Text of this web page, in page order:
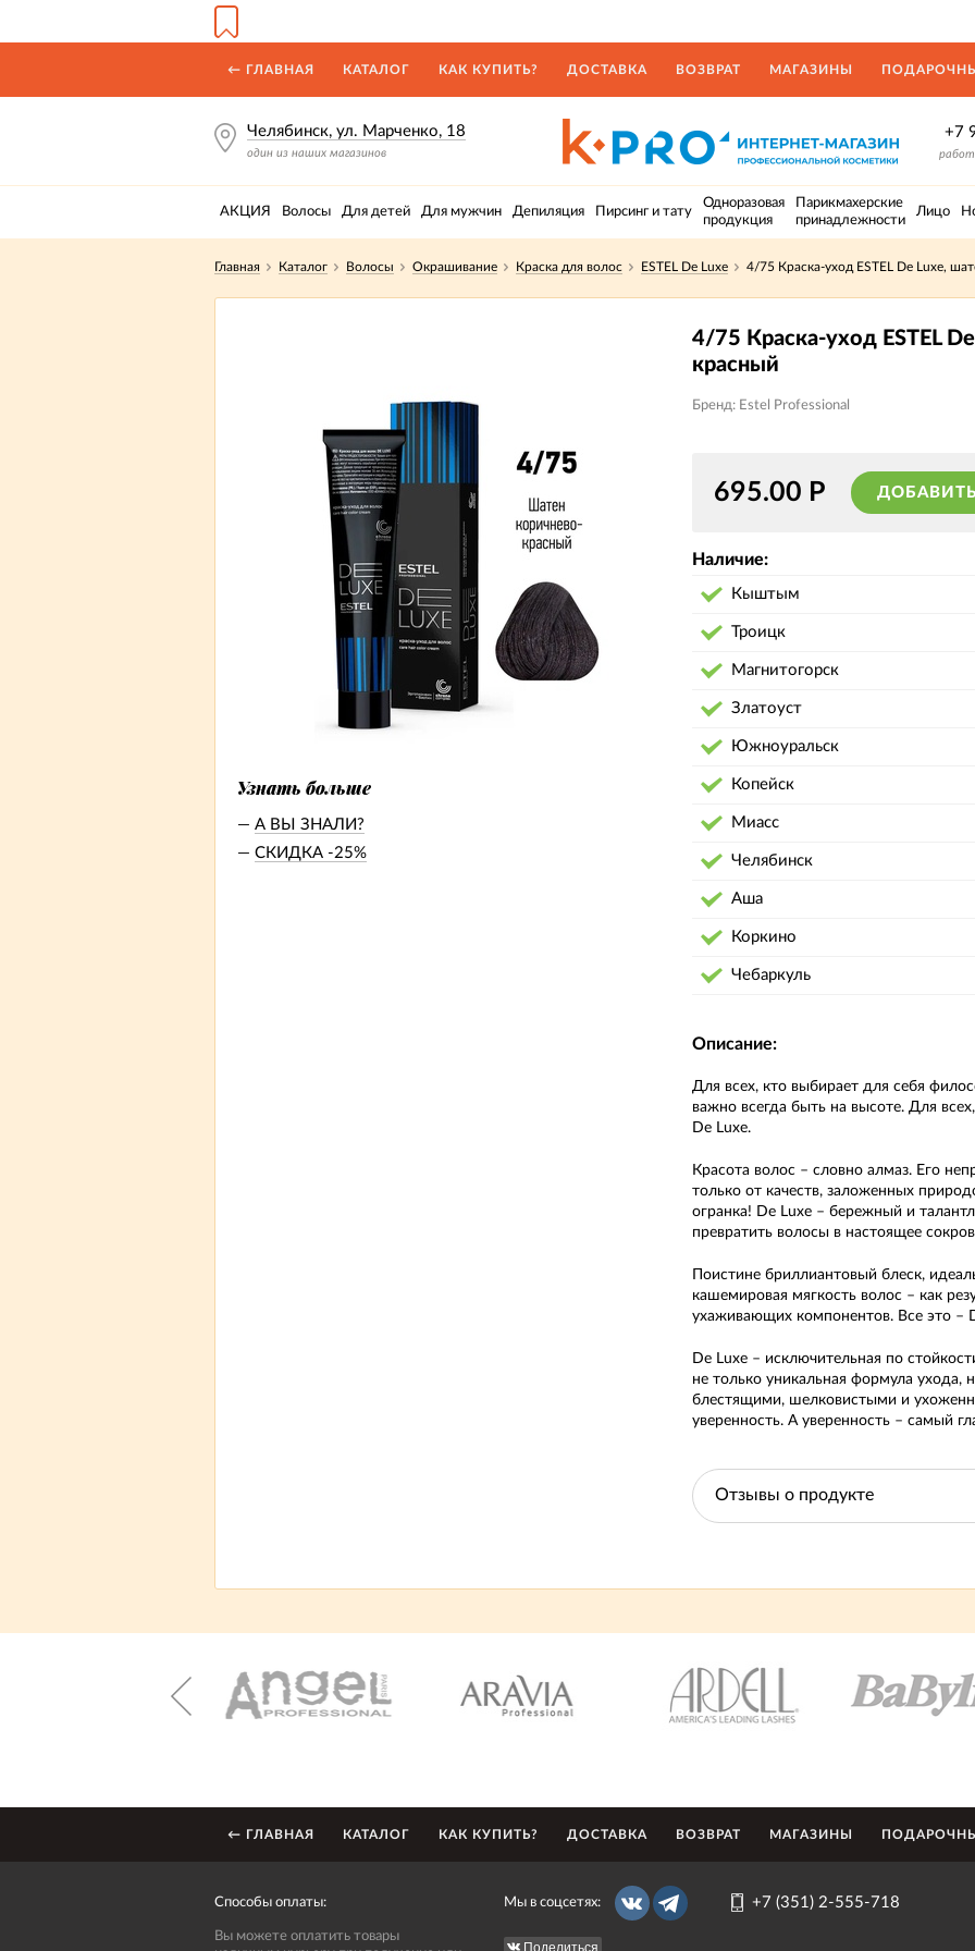
← ГЛАВНАЯ КАТАЛОГ КАК КУПИТЬ? ДОСТАВКА ВОЗВРАТ МАГАЗИНЫ
Челябинск, ул. Марченко, 18
один из наших магазинов
+7
АКЦИЯ Волосы Для детей Для мужчин Депиляция Пирсинг и тату
Одноразовая
продукция
Парикмахерские
принадлежности
Лицо
Главная Каталог Волосы Окрашивание Краска для волос ESTEL De Luxe 4/75 Краска-уход ESTEL De Luxe,
Узнать больше
А ВЫ ЗНАЛИ?
СКИДКА -25%
4/75 Краска-уход ESTEL
красный
Бренд: Estel Professional
695.00 Р
Наличие:
Кыштым
Троицк
Магнитогорск
Златоуст
Южноуральск
Копейск
Миасс
Челябинск
Аша
Коркино
Чебаркуль
Описание:
Для всех, кто выбирает для себя
важно всегда быть на высоте. Для
De Luxe.
Красота волос – словно алмаз. Его
только от качеств, заложенных
огранка! De Luxe – бережный и
превратить волосы в настоящее
Поистине бриллиантовый блеск,
кашемировая мягкость волос – как
ухаживающих компонентов. Все это –
De Luxe – исключительная по
не только уникальная формула ухода,
блестящими, шелковистыми и
уверенность. А уверенность – самый
Отзывы о продукте
← ГЛАВНАЯ КАТАЛОГ КАК КУПИТЬ? ДОСТАВКА ВОЗВРАТ МАГАЗИНЫ
Способы оплаты:
Вы можете оплатить товары
Мы в соцсетях:
Поделиться
+7 (351) 2-555-718